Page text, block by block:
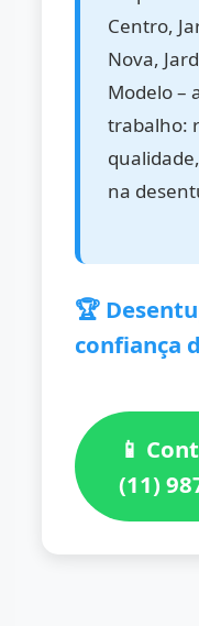
Centro,
Nova,
Modelo –
trabalho:
na
🏆
confiança
📱
(11)